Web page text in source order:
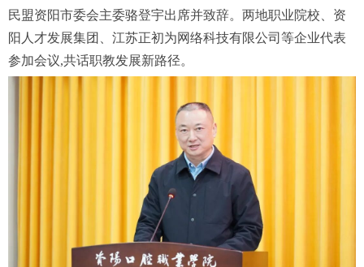
民盟资阳市委会主委骆登宇出席并致辞。两地职业院校、资
阳人才发展集团、江苏正初为网络科技有限公司等企业代表
参加会议,共话职教发展新路径。